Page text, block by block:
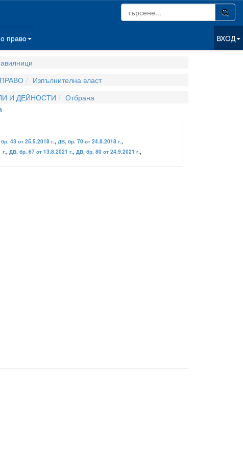
право ВХОД
Изпълнителна власт
И ДЕЙНОСТИ
Отбрана
43 от 25.5.2018 г., ДВ, бр. 70 от 24.8.2018 г.,
г., ДВ, бр. 67 от 13.8.2021 г., ДВ, бр. 80 от 24.9.2021 г.,